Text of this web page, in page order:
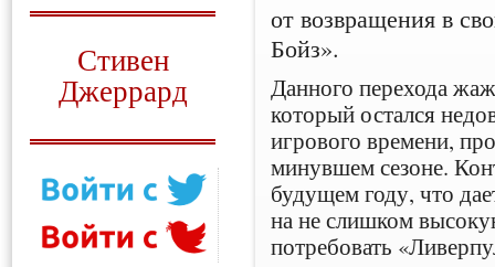
Стивен
Джеррард
от возвращения в
Бойз».
Данного перехода
который остался
игрового времени,
минувшем сезоне.
будущем году, что
на не слишком
потребовать